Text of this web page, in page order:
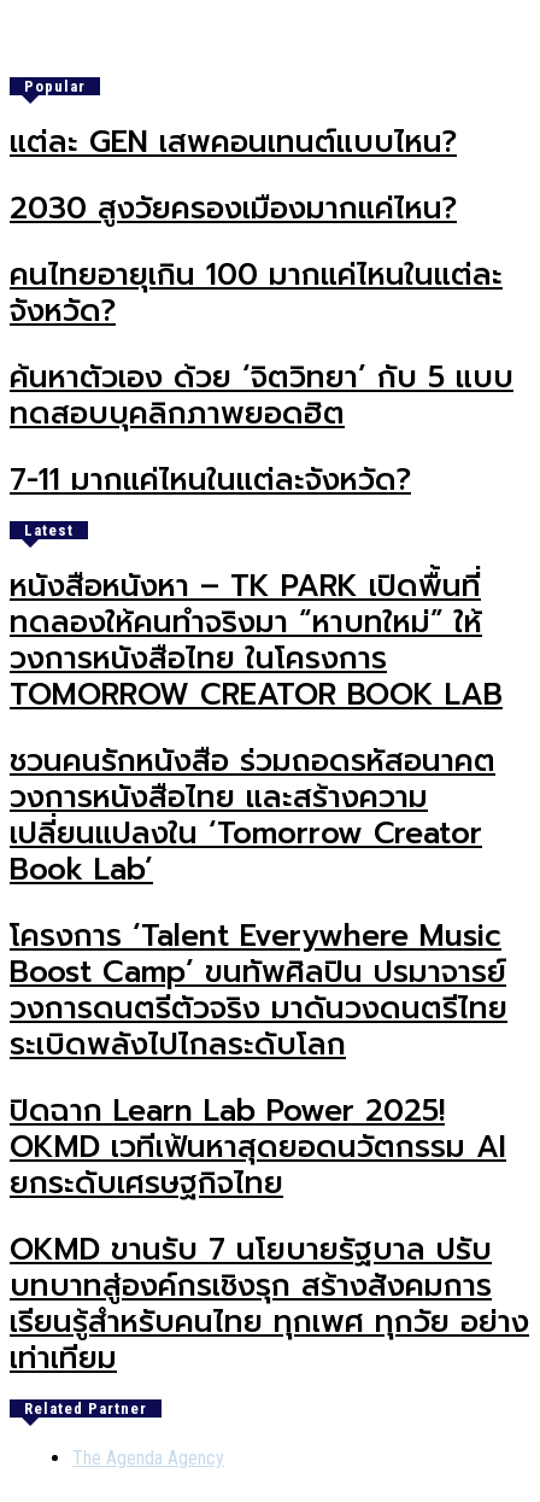
Popular
แต่ละ GEN เสพคอนเทนต์แบบไหน?
2030 สูงวัยครองเมืองมากแค่ไหน?
คนไทยอายุเกิน 100 มากแค่ไหนในแต่ละ
จังหวัด?
ค้นหาตัวเอง ด้วย ‘จิตวิทยา’ กับ 5 แบบ
ทดสอบบุคลิกภาพยอดฮิต
7-11 มากแค่ไหนในแต่ละจังหวัด?
Latest
หนังสือหนังหา – TK PARK เปิดพื้นที่
ทดลองให้คนทำจริงมา “หาบทใหม่” ให้
วงการหนังสือไทย ในโครงการ
TOMORROW CREATOR BOOK LAB
ชวนคนรักหนังสือ ร่วมถอดรหัสอนาคต
วงการหนังสือไทย และสร้างความ
เปลี่ยนแปลงใน ‘Tomorrow Creator
Book Lab’
โครงการ ‘Talent Everywhere Music
Boost Camp’ ขนทัพศิลปิน ปรมาจารย์
วงการดนตรีตัวจริง มาดันวงดนตรีไทย
ระเบิดพลังไปไกลระดับโลก
ปิดฉาก Learn Lab Power 2025!
OKMD เวทีเฟ้นหาสุดยอดนวัตกรรม AI
ยกระดับเศรษฐกิจไทย
OKMD ขานรับ 7 นโยบายรัฐบาล ปรับ
บทบาทสู่องค์กรเชิงรุก สร้างสังคมการ
เรียนรู้สำหรับคนไทย ทุกเพศ ทุกวัย อย่าง
เท่าเทียม
Related Partner
The Agenda Agency